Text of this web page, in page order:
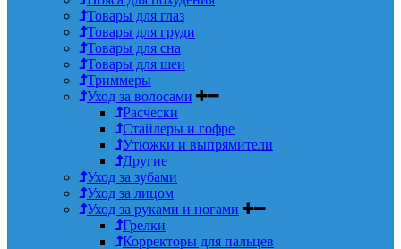
Товары для глаз
Товары для груди
Товары для сна
Товары для шеи
Триммеры
Уход за волосами
Расчески
Стайлеры и гофре
Утюжки и выпрямители
Другие
Уход за зубами
Уход за лицом
Уход за руками и ногами
Грелки
Корректоры для пальцев